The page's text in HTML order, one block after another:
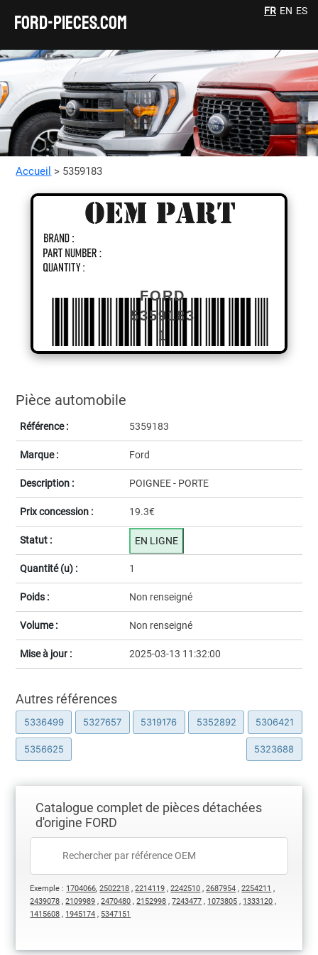
FORD-pieces.com
FR EN ES
Accueil > 5359183
Pièce automobile
Référence : 5359183
Marque : Ford
Description : POIGNEE - PORTE
Prix concession : 19.3€
Statut : EN LIGNE
Quantité (u) : 1
Poids : Non renseigné
Volume : Non renseigné
Mise à jour : 2025-03-13 11:32:00
FORD
5359183
1
Autres références
5336499 5327657 5319176 5352892 5306421
5356625 5323688
Catalogue complet de pièces détachées
d'origine FORD
Exemple : 1704066,2502218 ,2214119 ,2242510 ,2687954 ,2254211 ,
2439078 ,2109989 ,2470480 ,2152998 ,7243477 , 1073805 , 1333120 ,
1415608 , 1945174 , 5347151